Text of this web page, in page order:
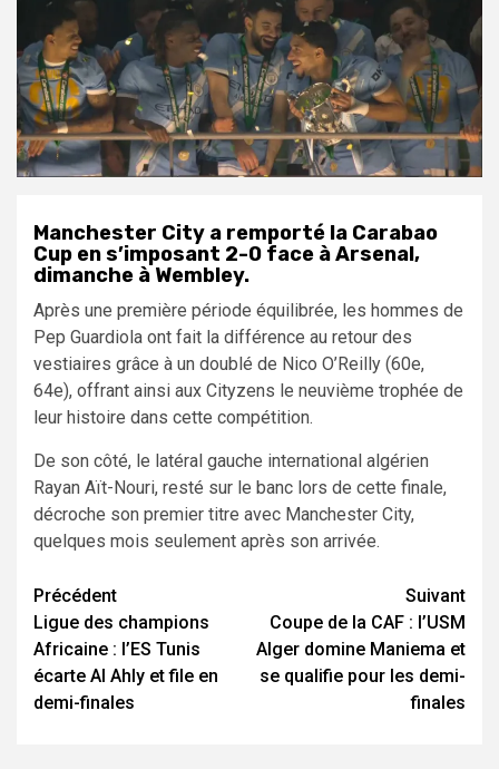
Manchester City a remporté la Carabao
Cup en s’imposant 2-0 face à Arsenal,
dimanche à Wembley.
Après une première période équilibrée, les hommes de
Pep Guardiola ont fait la différence au retour des
vestiaires grâce à un doublé de Nico O’Reilly (60e,
64e), offrant ainsi aux Cityzens le neuvième trophée de
leur histoire dans cette compétition.
De son côté, le latéral gauche international algérien
Rayan Aït-Nouri, resté sur le banc lors de cette finale,
décroche son premier titre avec Manchester City,
quelques mois seulement après son arrivée.
Navigation
d’article
Précédent
Ligue des champions
Africaine : l’ES Tunis
écarte Al Ahly et file en
demi-finales
Suivant
Coupe de la CAF : l’USM
Alger domine Maniema et
se qualifie pour les demi-
finales